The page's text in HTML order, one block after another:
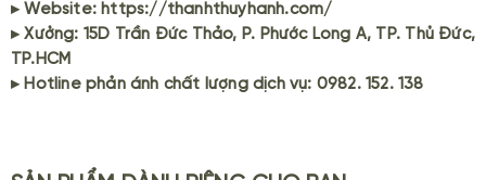
▸ Website: https://thanhthuyhanh.com/
▸ Xưởng: 15D Trần Đức Thảo, P. Phước Long A, TP. Thủ Đức,
TP.HCM
▸ Hotline phản ánh chất lượng dịch vụ: 0982. 152. 138